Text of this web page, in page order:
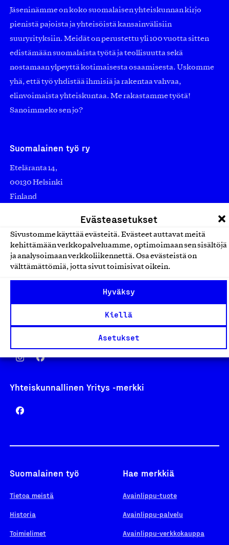
Evästeasetukset
Sivustomme käyttää evästeitä. Evästeet auttavat meitä
kehittämään verkkopalveluamme, optimoimaan sen sisältöjä
ja analysoimaan verkkoliikennettä. Osa evästeistä on
välttämättömiä, jotta sivut toimisivat oikein.
Hyväksy
Kiellä
Asetukset
Jäseninämme on koko suomalaisen yhteiskunnan kirjo
pienistä pajoista ja yhteisöistä kansainvälisiin
suuryrityksiin. Meidät on perustettu yli 100 vuotta sitten
edistämään suomalaista työtä ja teollisuutta sekä
nostamaan ylpeyttä kotimaisesta osaamisesta. Uskomme
yhä, että työ yhdistää ihmisiä ja rakentaa vahvaa,
elinvoimaista yhteiskuntaa. Me rakastamme työtä!
Sanoimmeko sen jo?
Suomalainen työ ry
Eteläranta 14,
00130 Helsinki
Finland
laskutus@suomalainentyo.fi
Avainlippu
Yhteiskunnallinen Yritys -merkki
Suomalainen työ
Tietoa meistä
Historia
Toimielimet
Hae merkkiä
Avainlippu-tuote
Avainlippu-palvelu
Avainlippu-verkkokauppa